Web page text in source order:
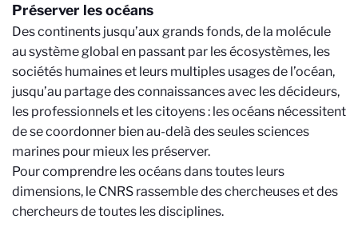
Préserver les océans
Des continents jusqu’aux grands fonds, de la molécule
au système global en passant par les écosystèmes, les
sociétés humaines et leurs multiples usages de l’océan,
jusqu’au partage des connaissances avec les décideurs,
les professionnels et les citoyens : les océans nécessitent
de se coordonner bien au-delà des seules sciences
marines pour mieux les préserver.
Pour comprendre les océans dans toutes leurs
dimensions, le CNRS rassemble des chercheuses et des
chercheurs de toutes les disciplines.